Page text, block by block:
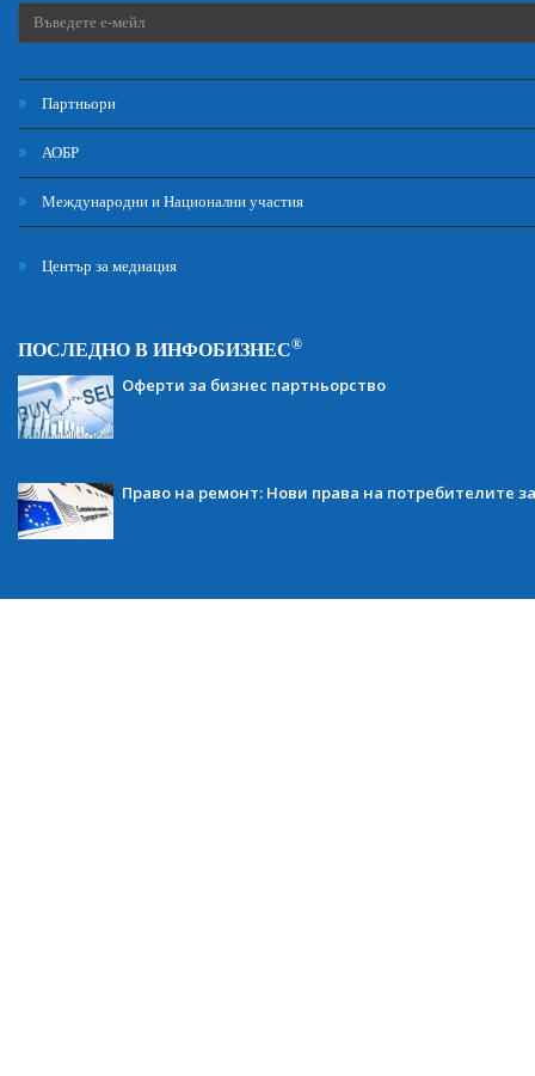
Партньори
АОБР
Международни и Национални участия
Център за медиация
ПОСЛЕДНО В ИНФОБИЗНЕС®
Оферти за бизнес партньорство
Право на ремонт: Нови права на потребителите